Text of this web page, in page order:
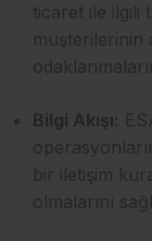
ticaret ile ilgili
müşterilerinin
Bilgi Akışı:
bir iletişim
olmalarını